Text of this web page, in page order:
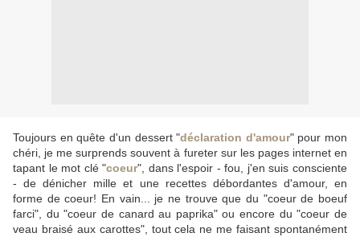
Toujours en quête d'un dessert "déclaration d'amour" pour mon
chéri, je me surprends souvent à fureter sur les pages internet en
tapant le mot clé "coeur", dans l'espoir - fou, j'en suis consciente
- de dénicher mille et une recettes débordantes d'amour, en
forme de coeur! En vain... je ne trouve que du "coeur de boeuf
farci", du "coeur de canard au paprika" ou encore du "coeur de
veau braisé aux carottes", tout cela ne me faisant spontanément